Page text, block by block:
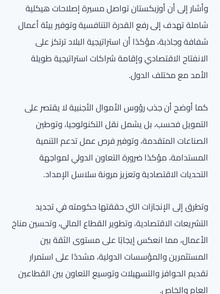
وأشار إلى أن أوزبكستان تواصل مسيرة إصلاحات هيكلية
شاملة تهدف إلى رفع القدرة التنافسية وتوفير بيئة أعمال
شفافة وجاذبة، مؤكدًا أن استراتيجية البلاد ترتكز على
الانفتاح الاقتصادي وإقامة شراكات استراتيجية طويلة
الأمد مع مختلف الدول.
كما أوضح أن جذب رؤوس الأموال الأجنبية لا يقتصر على
التمويل فحسب، بل يشمل نقل التكنولوجيا، وتوطين
الصناعات المتقدمة، وتوفير فرص عمل تدعم التنمية
المستدامة، مؤكدًا ضرورة التعاون الدولي لمواجهة
التحديات الاقتصادية وتعزيز مرونة سلاسل الإمداد.
وتطرق إلى الإنجازات التي حققتها حكومته في تجديد
التشريعات الاقتصادية، وتطوير القطاع المالي، وتحسين مناخ
الأعمال، مما انعكس إيجابًا على مستوى الثقة بين
المستثمرين والمؤسسات الدولية، مشددًا على استمرار
تقديم الحوافز والتسهيلات وتوسيع التعاون بين القطاعين
العام والخاص.